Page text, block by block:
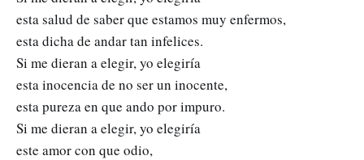
esta salud de saber que estamos muy enfermos,
esta dicha de andar tan infelices.
Si me dieran a elegir, yo elegiría
esta inocencia de no ser un inocente,
esta pureza en que ando por impuro.
Si me dieran a elegir, yo elegiría
este amor con que odio,